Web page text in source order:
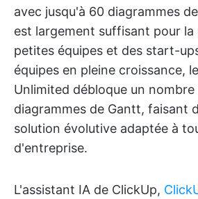
avec jusqu'à 60 diagrammes
est largement suffisant pour la
petites équipes et des start-
équipes en pleine croissance,
Unlimited débloque un nombre
diagrammes de Gantt, faisant
solution évolutive adaptée à
d'entreprise.
L'assistant IA de ClickUp,